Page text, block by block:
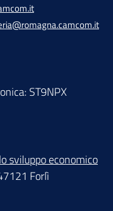
ST9NPX
sviluppo economico
Forlì